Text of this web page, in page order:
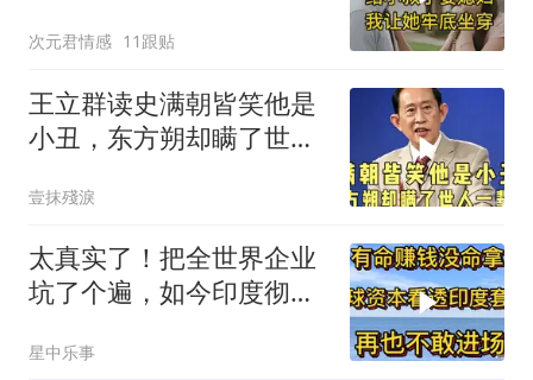
次元君情感 11跟贴
王立群读史满朝皆笑他是
小丑，东方朔却瞒了世人
壹抹殘淚
太真实了！把全世界企业
坑了个遍，如今印度彻底
星中乐事